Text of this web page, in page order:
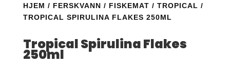
HJEM / FERSKVANN / FISKEMAT / TROPICAL /
TROPICAL SPIRULINA FLAKES 250ML
Tropical Spirulina Flakes
250ml